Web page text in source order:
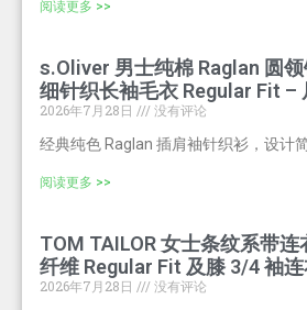
阅读更多 >>
s.Oliver 男士纯棉 Raglan 圆
细针织长袖毛衣 Regular Fit –
2026年7月28日
没有评论
经典纯色 Raglan 插肩袖针织衫，设计
阅读更多 >>
TOM TAILOR 女士条纹系带
纤维 Regular Fit 及膝 3/4 袖
2026年7月28日
没有评论